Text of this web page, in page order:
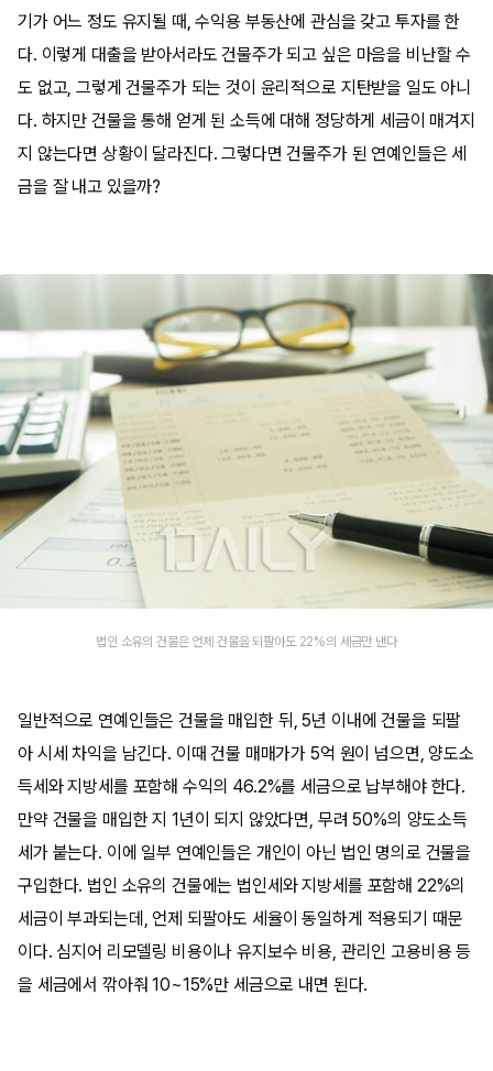
기가 어느 정도 유지될 때, 수익용 부동산에 관심을 갖고 투자를 한
다. 이렇게 대출을 받아서라도 건물주가 되고 싶은 마음을 비난할 수
도 없고, 그렇게 건물주가 되는 것이 윤리적으로 지탄받을 일도 아니
다. 하지만 건물을 통해 얻게 된 소득에 대해 정당하게 세금이 매겨지
지 않는다면 상황이 달라진다. 그렇다면 건물주가 된 연예인들은 세
금을 잘 내고 있을까?
법인 소유의 건물은 언제 건물을 되팔아도 22%의 세금만 낸다
일반적으로 연예인들은 건물을 매입한 뒤, 5년 이내에 건물을 되팔
아 시세 차익을 남긴다. 이때 건물 매매가가 5억 원이 넘으면, 양도소
득세와 지방세를 포함해 수익의 46.2%를 세금으로 납부해야 한다.
만약 건물을 매입한 지 1년이 되지 않았다면, 무려 50%의 양도소득
세가 붙는다. 이에 일부 연예인들은 개인이 아닌 법인 명의로 건물을
구입한다. 법인 소유의 건물에는 법인세와 지방세를 포함해 22%의
세금이 부과되는데, 언제 되팔아도 세율이 동일하게 적용되기 때문
이다. 심지어 리모델링 비용이나 유지보수 비용, 관리인 고용비용 등
을 세금에서 깎아줘 10~15%만 세금으로 내면 된다.